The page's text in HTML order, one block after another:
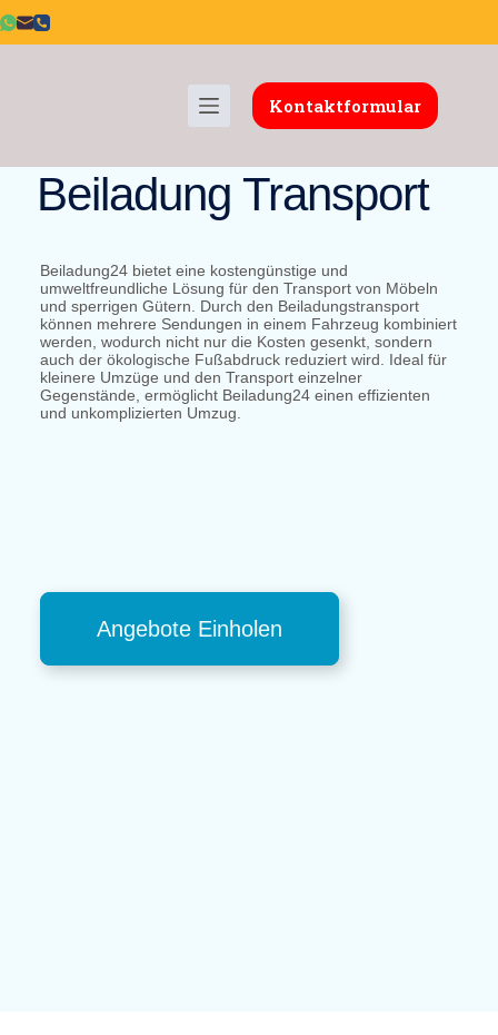
Kontaktformular
Beiladung Transport
Beiladung24 bietet eine kostengünstige und
umweltfreundliche Lösung für den Transport von Möbeln
und sperrigen Gütern. Durch den Beiladungstransport
können mehrere Sendungen in einem Fahrzeug kombiniert
werden, wodurch nicht nur die Kosten gesenkt, sondern
auch der ökologische Fußabdruck reduziert wird. Ideal für
kleinere Umzüge und den Transport einzelner
Gegenstände, ermöglicht Beiladung24 einen effizienten
und unkomplizierten Umzug.
Angebote Einholen